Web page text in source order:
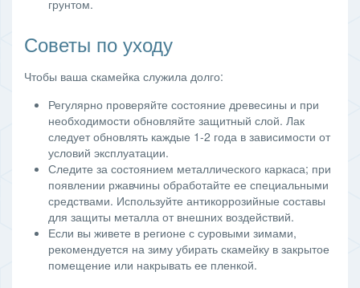
грунтом.
Советы по уходу
Чтобы ваша скамейка служила долго:
Регулярно проверяйте состояние древесины и при
необходимости обновляйте защитный слой. Лак
следует обновлять каждые 1-2 года в зависимости от
условий эксплуатации.
Следите за состоянием металлического каркаса; при
появлении ржавчины обработайте ее специальными
средствами. Используйте антикоррозийные составы
для защиты металла от внешних воздействий.
Если вы живете в регионе с суровыми зимами,
рекомендуется на зиму убирать скамейку в закрытое
помещение или накрывать ее пленкой.